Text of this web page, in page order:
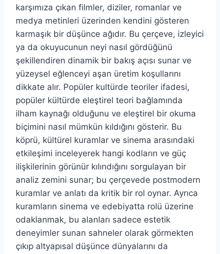
karşımıza çıkan filmler, diziler, romanlar ve
medya metinleri üzerinden kendini gösteren
karmaşık bir düşünce ağıdır. Bu çerçeve, izleyici
ya da okuyucunun neyi nasıl gördüğünü
şekillendiren dinamik bir bakış açısı sunar ve
yüzeysel eğlenceyi aşan üretim koşullarını
dikkate alır. Popüler kultürde teoriler ifadesi,
popüler kültürde eleştirel teori bağlamında
ilham kaynağı olduğunu ve eleştirel bir okuma
biçimini nasıl mümkün kıldığını gösterir. Bu
köprü, kültürel kuramlar ve sinema arasındaki
etkileşimi inceleyerek hangi kodların ve güç
ilişkilerinin görünür kılındığını sorgulayan bir
analiz zemini sunar; bu çerçevede postmodern
kuramlar ve anlatı da kritik bir rol oynar. Ayrıca
kuramların sinema ve edebiyatta rolü üzerine
odaklanmak, bu alanları sadece estetik
deneyimler sunan sahneler olarak görmekten
çıkıp altyapısal düşünce dünyalarını da